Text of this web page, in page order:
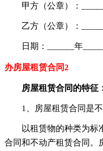
甲方（公章）：
乙方（公章）：
日期：______年
办房屋租赁合同2
房屋租赁合同的特征
1、房屋租赁合同是
以租赁物的种类为标
合同和不动产租赁合同。